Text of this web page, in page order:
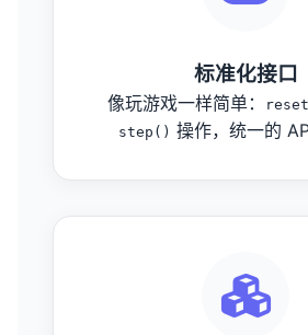
标准化接口
像玩游戏一样简单：
step() 操作，统一的